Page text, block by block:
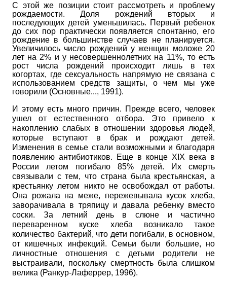
С этой же позиции стоит рассмотреть и проблему
рождаемости. Доля рождений вторых и
последующих детей уменьшилась. Первый ребенок
до сих пор практически появляется спонтанно, его
рождение в большинстве случаев не планируется.
Увеличилось число рождений у женщин моложе 20
лет на 2% и у несовершеннолетних на 11%, то есть
рост числа рождений происходит лишь в тех
когортах, где сексуальность напрямую не связана с
использованием средств защиты, о чем мы уже
говорили (Основные..., 1991).
И этому есть много причин. Прежде всего, человек
ушел от естественного отбора. Это привело к
накоплению слабых в отношении здоровья людей,
которые вступают в брак и рождают детей.
Изменения в семье стали возможными и благодаря
появлению антибиотиков. Еще в конце XIX века в
России летом погибало 85% детей. Их смерть
связывали с тем, что страна была крестьянская, а
крестьянку летом никто не освобождал от работы.
Она рожала на меже, пережевывала кусок хлеба,
заворачивала в тряпицу и давала ребенку вместо
соски. За летний день в слюне и частично
переваренном куске хлеба возникало такое
количество бактерий, что дети погибали, в основном,
от кишечных инфекций. Семьи были большие, но
личностные отношения с детьми родители не
выстраивали, поскольку смертность была слишком
велика (Ранкур-Лаферрер, 1996).